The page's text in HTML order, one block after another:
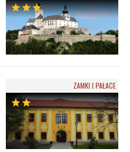
starstarstar
ZAMKI I PAŁACE
starstar